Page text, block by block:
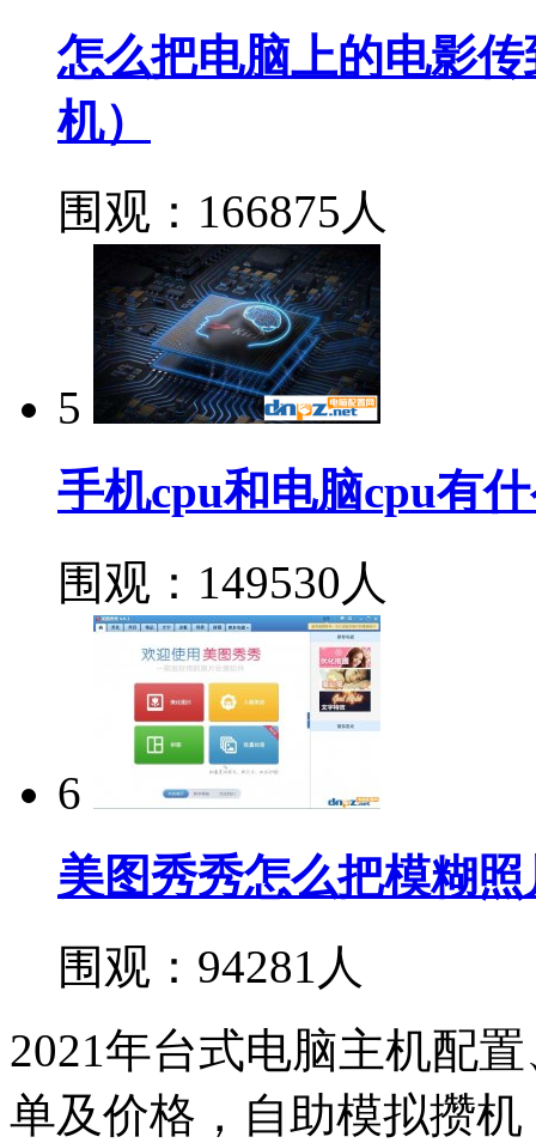
怎么把电脑上的电影
机）
围观：166875人
5
手机cpu和电脑cpu有
围观：149530人
6
美图秀秀怎么把模糊
围观：94281人
2021年台式电脑主机配
单及价格，自助模拟攒机